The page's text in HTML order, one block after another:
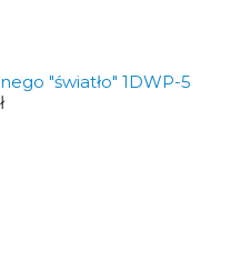
"światło" 1DWP-5